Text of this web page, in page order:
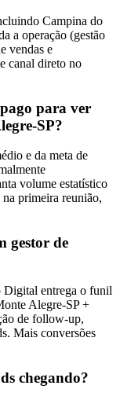
Campina do
a operação (gestão
vendas e
canal direto no
para ver
SP?
e da meta de
volume estatístico
primeira reunião,
gestor de
Digital entrega o funil
Alegre-SP +
de follow-up,
Mais conversões
chegando?